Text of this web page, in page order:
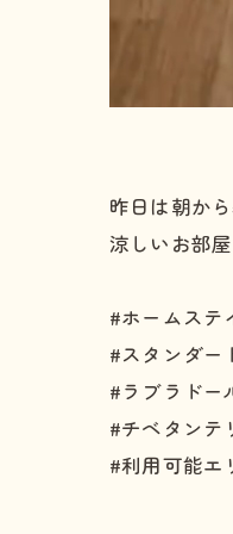
昨日は朝か
涼しいお部
#ホームステ
#スタンダー
#ラブラドー
#チベタンテ
#利用可能エ